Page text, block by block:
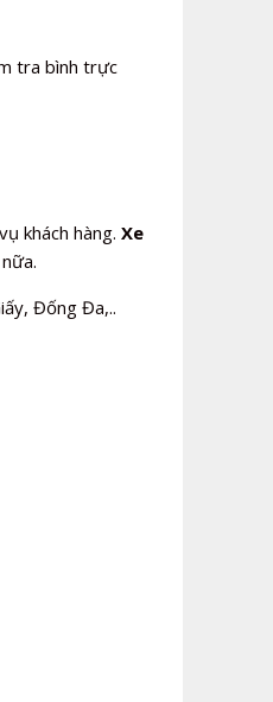
tra bình trực
khách hàng. Xe
Đống Đa,..